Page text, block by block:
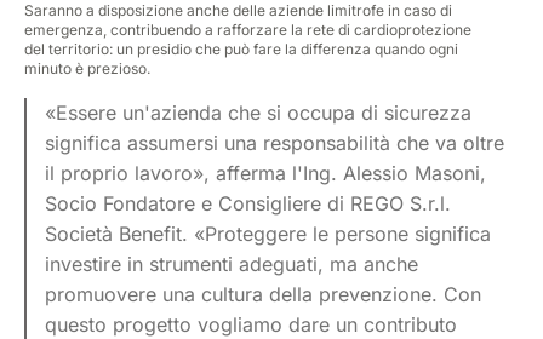
Saranno a disposizione anche delle aziende limitrofe in caso di
emergenza, contribuendo a rafforzare la rete di cardioprotezione
del territorio: un presidio che può fare la differenza quando ogni
minuto è prezioso.
«Essere un'azienda che si occupa di sicurezza
significa assumersi una responsabilità che va oltre
il proprio lavoro», afferma l'Ing. Alessio Masoni,
Socio Fondatore e Consigliere di REGO S.r.l.
Società Benefit. «Proteggere le persone significa
investire in strumenti adeguati, ma anche
promuovere una cultura della prevenzione. Con
questo progetto vogliamo dare un contributo